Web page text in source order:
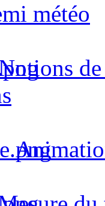
météo